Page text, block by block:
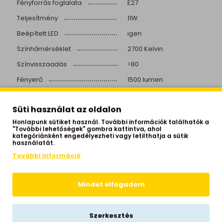
Fényforrás foglalata
E27
Teljesítmény
11W
Beépített LED
igen
Színhőmérséklet
2700 Kelvin
Színvisszaadás
>80
Fényerő
1500 lumen
Élettartam
17.000 óra
Fel-le kapcsolás
Hálózati feszültség
230 Volt
Garancia
2 év
Sugárzási szög
Süti használat az oldalon
Honlapunk sütiket használ. További információk találhatók a
"További lehetőségek" gombra kattintva, ahol
kategóriánként engedélyezheti vagy letilthatja a sütik
használatát.
További információ
Mindet elfogadom
Szerkesztés